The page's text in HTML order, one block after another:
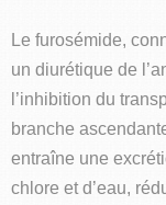
Le furosémide,
un diurétique de
l’inhibition du
branche
entraîne une
chlore et d’eau,